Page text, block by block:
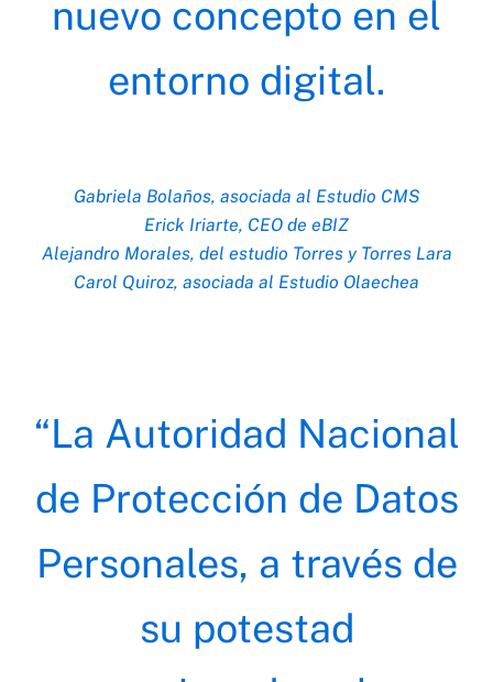
nuevo concepto en el
entorno digital.
Gabriela Bolaños, asociada al Estudio CMS
Erick Iriarte, CEO de eBIZ
Alejandro Morales, del estudio Torres y Torres Lara
Carol Quiroz, asociada al Estudio Olaechea
“La Autoridad Nacional
de Protección de Datos
Personales, a través de
su potestad